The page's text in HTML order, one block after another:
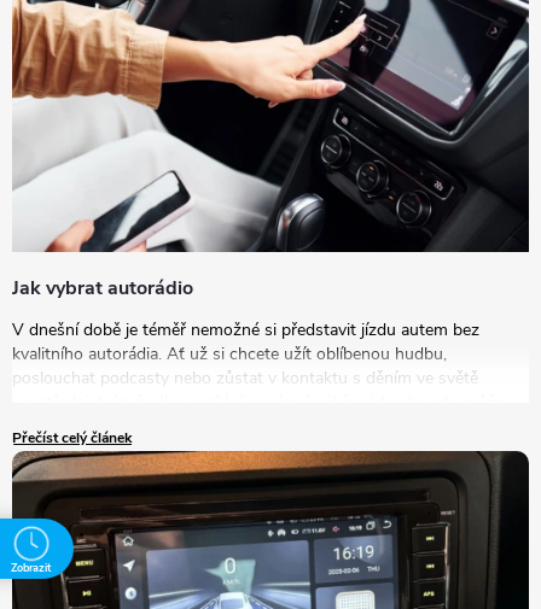
Jak vybrat autorádio
V dnešní době je téměř nemožné si představit jízdu autem bez
kvalitního autorádia. Ať už si chcete užít oblíbenou hudbu,
poslouchat podcasty nebo zůstat v kontaktu s děním ve světě
výrazně zlepšit vaše zážitky na cestách. V tomto článku se podrobně
podíváme na to, jak vybrat autorádio, které bude nejlépe vyhovovat
vašim potřebám a představám.
Přečíst celý článek
Zobrazit